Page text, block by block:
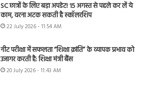
SC छात्रों के लिए बड़ा अपडेट! 15 अगस्त से पहले कर लें ये
काम, वरना अटक सकती है स्कॉलरशिप
22 July 2026 - 11:54 AM
नीट परीक्षा में सफलता “शिक्षा क्रांति” के व्यापक प्रभाव को
उजागर करती है: शिक्षा मंत्री बैंस
20 July 2026 - 11:43 AM